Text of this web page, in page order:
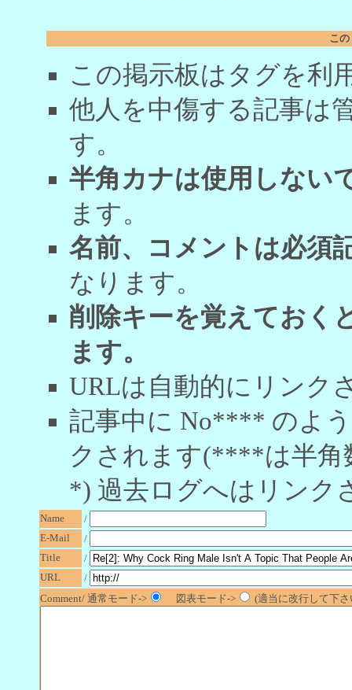
こ
この掲示板はタグを利
他人を中傷する記事は
す。
半角カナは使用しない
ます。
名前、コメントは必須
なります。
削除キーを覚えておく
ます。
URLは自動的にリンク
記事中に No**** のよ
クされます(****は半角
*) 過去ログへはリンク
Name
/
E-Mail
/
Title
/
URL
/
Comment/ 通常モード->
図表モード-> (適当に改行して下